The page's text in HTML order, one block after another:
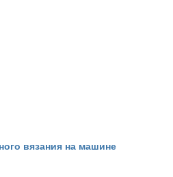
вязания на машине